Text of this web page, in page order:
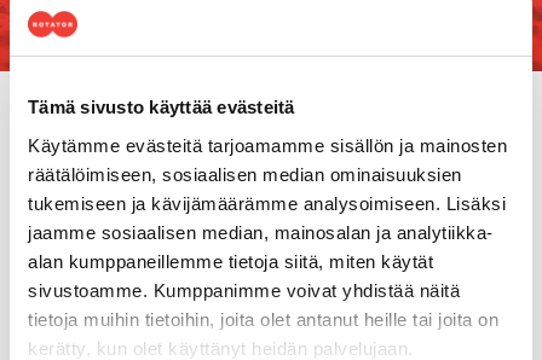
Tämä sivusto käyttää evästeitä
Käytämme evästeitä tarjoamamme sisällön ja mainosten
räätälöimiseen, sosiaalisen median ominaisuuksien
tukemiseen ja kävijämäärämme analysoimiseen. Lisäksi
jaamme sosiaalisen median, mainosalan ja analytiikka-
alan kumppaneillemme tietoja siitä, miten käytät
sivustoamme. Kumppanimme voivat yhdistää näitä
tietoja muihin tietoihin, joita olet antanut heille tai joita on
kerätty, kun olet käyttänyt heidän palvelujaan.
Yhteystiedot